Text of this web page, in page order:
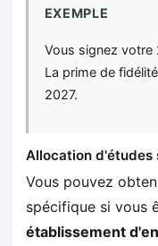
EXEMPLE
Vous signez votre
La prime de
2027.
Allocation d'études
Vous pouvez
spécifique si vous
établissement